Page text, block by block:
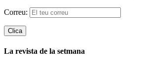
Correu:
La revista de la setmana